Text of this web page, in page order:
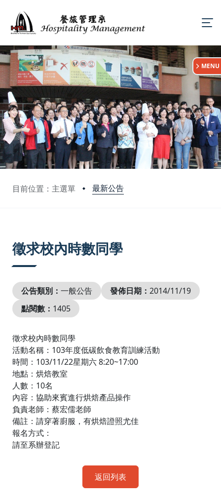
目前位置：主選單 最新公告
:::
MENU
徵求校內時數同學
公告類別： 一般公告 發佈日期： 2014/11/19
點閱數： 1405
徵求校內時數同學
活動名稱：103年度低碳飲食教育訓練活動
時間：103/11/22星期六 8:20~17:00
地點：烘焙教室
人數：10名
內容：協助來賓進行烘焙產品操作
負責老師：蔡宏儒老師
備註：請穿著廚服，有烘焙證照尤佳
報名方式：
請至系辦登記
返回列表